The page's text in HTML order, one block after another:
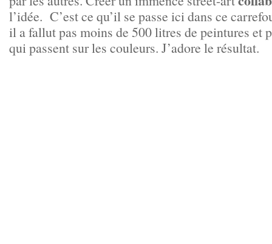
l’idée. C’est ce qu’il se passe ici dans ce
il a fallut pas moins de 500 litres de peintures et
qui passent sur les couleurs. J’adore le résultat.